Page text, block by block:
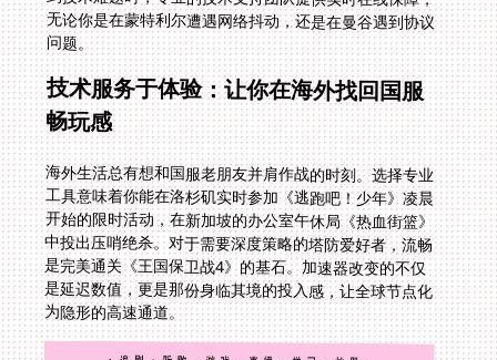
问题。
技术服务于体验：让你在海外找回国服
畅玩感
海外生活总有想和国服老朋友并肩作战的时刻。选择专业
工具意味着你能在洛杉矶实时参加《逃跑吧！少年》凌晨
开始的限时活动，在新加坡的办公室午休局《热血街篮》
中投出压哨绝杀。对于需要深度策略的塔防爱好者，流畅
是完美通关《王国保卫战4》的基石。加速器改变的不仅
是延迟数值，更是那份身临其境的投入感，让全球节点化
为隐形的高速通道。